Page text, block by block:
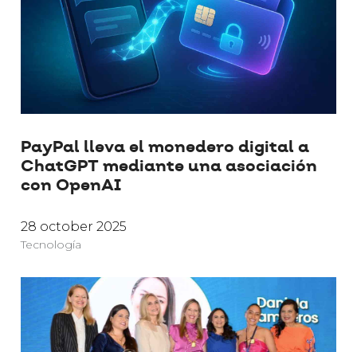
PayPal lleva el monedero digital a
ChatGPT mediante una asociación
con OpenAI
28 october 2025
Tecnología